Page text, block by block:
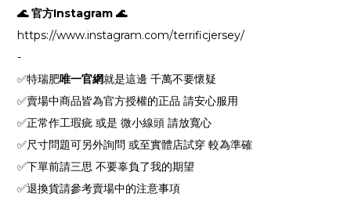
🌊 官方Instagram 🌊
https://www.instagram.com/terrificjersey/
-
✅特瑞肥唯一官網就是這邊 千萬不要懷疑
✅賣場中商品皆為官方授權的正品 請安心服用
✅正常作工瑕疵 或是 微小線頭 請放寬心
✅尺寸問題可另外詢問 或至實體店試穿 較為準確
✅下單前請三思 不要辜負了我的期望
✅退換貨請參考賣場中的注意事項